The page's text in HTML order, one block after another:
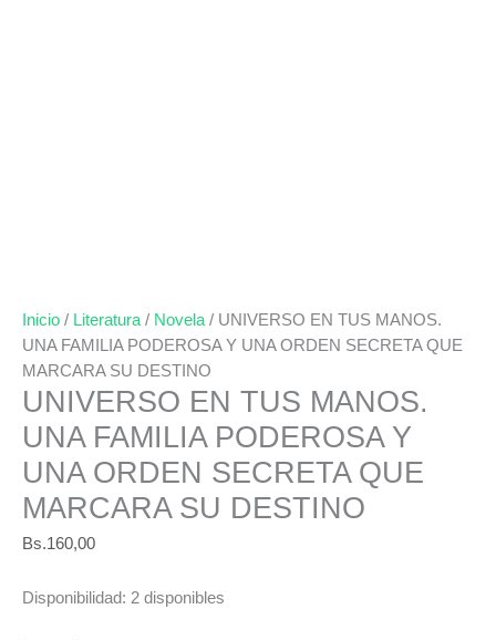
Inicio / Literatura / Novela / UNIVERSO EN TUS MANOS.
UNA FAMILIA PODEROSA Y UNA ORDEN SECRETA QUE
MARCARA SU DESTINO
UNIVERSO EN TUS MANOS.
UNA FAMILIA PODEROSA Y
UNA ORDEN SECRETA QUE
MARCARA SU DESTINO
Bs.160,00
Disponibilidad: 2 disponibles